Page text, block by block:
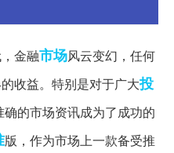
金融市场风云变幻，任何
收益。特别是对于广大投
的市场资讯成为了成功的
版，作为市场上一款备受推